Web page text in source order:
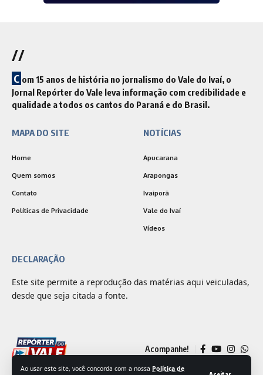
Ao usar este site, você concorda com a nossa Política de
//
C om 15 anos de história no jornalismo do Vale do Ivaí, o
Jornal Repórter do Vale leva informação com credibilidade e
qualidade a todos os cantos do Paraná e do Brasil.
MAPA DO SITE
Home
Quem somos
Contato
Políticas de Privacidade
NOTÍCIAS
Apucarana
Arapongas
Ivaiporã
Vale do Ivaí
Vídeos
DECLARAÇÃO
Este site permite a reprodução das matérias aqui veiculadas,
desde que seja citada a fonte.
Acompanhe!